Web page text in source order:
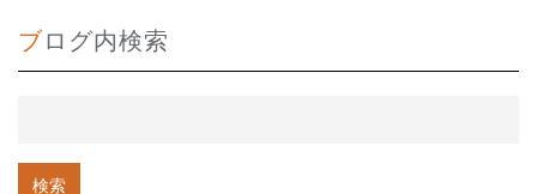
ブログ内検索